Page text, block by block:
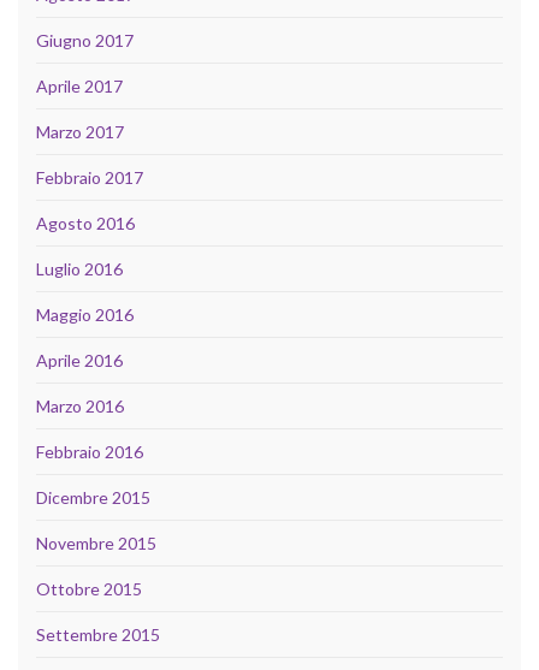
Giugno 2017
Aprile 2017
Marzo 2017
Febbraio 2017
Agosto 2016
Luglio 2016
Maggio 2016
Aprile 2016
Marzo 2016
Febbraio 2016
Dicembre 2015
Novembre 2015
Ottobre 2015
Settembre 2015